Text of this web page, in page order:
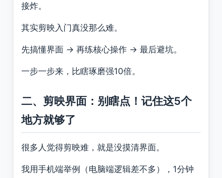
接炸。
其实剪映入门真没那么难。
先搞懂界面 → 再练核心操作 → 最后避坑。
一步一步来，比瞎琢磨强10倍。
二、剪映界面：别瞎点！记住这5个
地方就够了
很多人觉得剪映难，就是没摸清界面。
我用手机端举例（电脑端逻辑差不多），1分钟